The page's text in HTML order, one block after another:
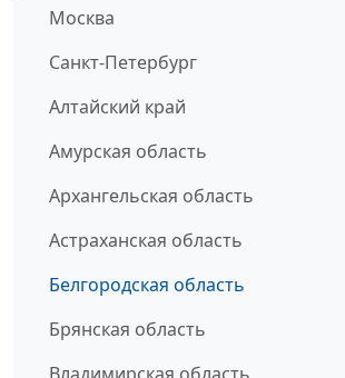
Москва
Санкт-Петербург
Алтайский край
Амурская область
Архангельская область
Астраханская область
Белгородская область
Брянская область